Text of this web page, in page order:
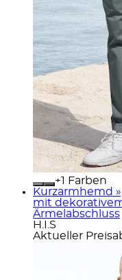
+
Farben
Kurzarmhemd
mit
Ärmelabschluss
H.I.S
Aktueller Preis